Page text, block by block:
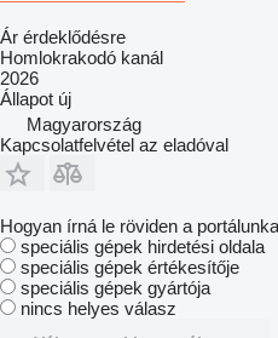
Ár érdeklődésre
Homlokrakodó kanál
2026
Állapot új
Magyarország
Kapcsolatfelvétel az eladóval
Hogyan írná le röviden a
speciális gépek hirdetési oldala
speciális gépek értékesítője
speciális gépek gyártója
nincs helyes válasz